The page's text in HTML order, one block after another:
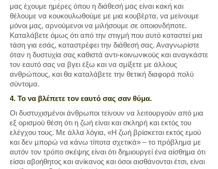
μας έχουμε ημέρες όπου η διάθεσή μας είναι κακή και
θέλουμε να κουκουλωθούμε με μια κουβέρτα, να μείνουμε
μόνοι μας, αρνούμενοι να μιλήσουμε σε οποιονδήποτε.
Καταλάβετε όμως ότι από την στιγμή που αυτό καταστεί μια
τάση για εσάς, καταστρέφει την διάθεσή σας. Αναγνωρίστε
όταν η δυστυχία σας καθιστά αντι-κοινωνικούς και αναγκάστε
τον εαυτό σας να βγει έξω και να σμίξετε με άλλους
ανθρώπους, και θα καταλάβετε την θετική διαφορά πολύ
σύντομα.
4. Το να βλέπετε τον εαυτό σας σαν θύμα.
Οι δυστυχισμένοι άνθρωποι τείνουν να λειτουργούν από μια
εξ ορισμού θέση ότι η ζωή είναι και σκληρή και εκτός του
ελέγχου τους. Με άλλα λόγια, «Η ζωή βρίσκεται εκτός εμού
και δεν μπορώ να κάνω τίποτα σχετικά» – το πρόβλημα με
αυτόν τον τρόπο σκέψης είναι ότι δημιουργεί ένα αίσθημα ότι
είσαι αβοήθητος και ανίκανος και όσοι αισθάνονται έτσι, είναι